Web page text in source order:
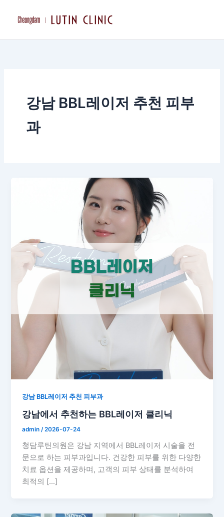
로
강남 BBL레이저 추천 피부
과
강남 BBL레이저 추천 피부과
강남에서 추천하는 BBL레이저 클리닉
admin /2026-07-24
청담루틴의원은 강남 지역에서 BBL레이저 시술을 전
문으로 하는 피부과입니다. 건강한 피부를 위한 다양한
치료 옵션을 제공하며, 고객의 피부 상태를 분석하여
최적의 […]